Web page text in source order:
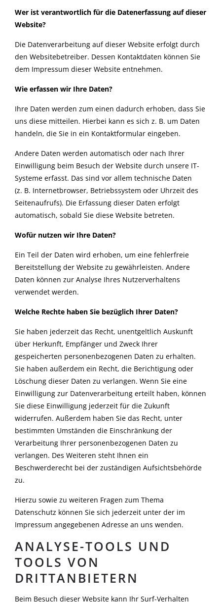
Wer ist verantwortlich für die Datenerfassung auf dieser
Website?
Die Datenverarbeitung auf dieser Website erfolgt durch
den Websitebetreiber. Dessen Kontaktdaten können Sie
dem Impressum dieser Website entnehmen.
Wie erfassen wir Ihre Daten?
Ihre Daten werden zum einen dadurch erhoben, dass Sie
uns diese mitteilen. Hierbei kann es sich z. B. um Daten
handeln, die Sie in ein Kontaktformular eingeben.
Andere Daten werden automatisch oder nach Ihrer
Einwilligung beim Besuch der Website durch unsere IT-
Systeme erfasst. Das sind vor allem technische Daten
(z. B. Internetbrowser, Betriebssystem oder Uhrzeit des
Seitenaufrufs). Die Erfassung dieser Daten erfolgt
automatisch, sobald Sie diese Website betreten.
Wofür nutzen wir Ihre Daten?
Ein Teil der Daten wird erhoben, um eine fehlerfreie
Bereitstellung der Website zu gewährleisten. Andere
Daten können zur Analyse Ihres Nutzerverhaltens
verwendet werden.
Welche Rechte haben Sie bezüglich Ihrer Daten?
Sie haben jederzeit das Recht, unentgeltlich Auskunft
über Herkunft, Empfänger und Zweck Ihrer
gespeicherten personenbezogenen Daten zu erhalten.
Sie haben außerdem ein Recht, die Berichtigung oder
Löschung dieser Daten zu verlangen. Wenn Sie eine
Einwilligung zur Datenverarbeitung erteilt haben, können
Sie diese Einwilligung jederzeit für die Zukunft
widerrufen. Außerdem haben Sie das Recht, unter
bestimmten Umständen die Einschränkung der
Verarbeitung Ihrer personenbezogenen Daten zu
verlangen. Des Weiteren steht Ihnen ein
Beschwerderecht bei der zuständigen Aufsichtsbehörde
zu.
Hierzu sowie zu weiteren Fragen zum Thema
Datenschutz können Sie sich jederzeit unter der im
Impressum angegebenen Adresse an uns wenden.
ANALYSE-TOOLS UND
TOOLS VON
DRITTANBIETERN
Beim Besuch dieser Website kann Ihr Surf-Verhalten